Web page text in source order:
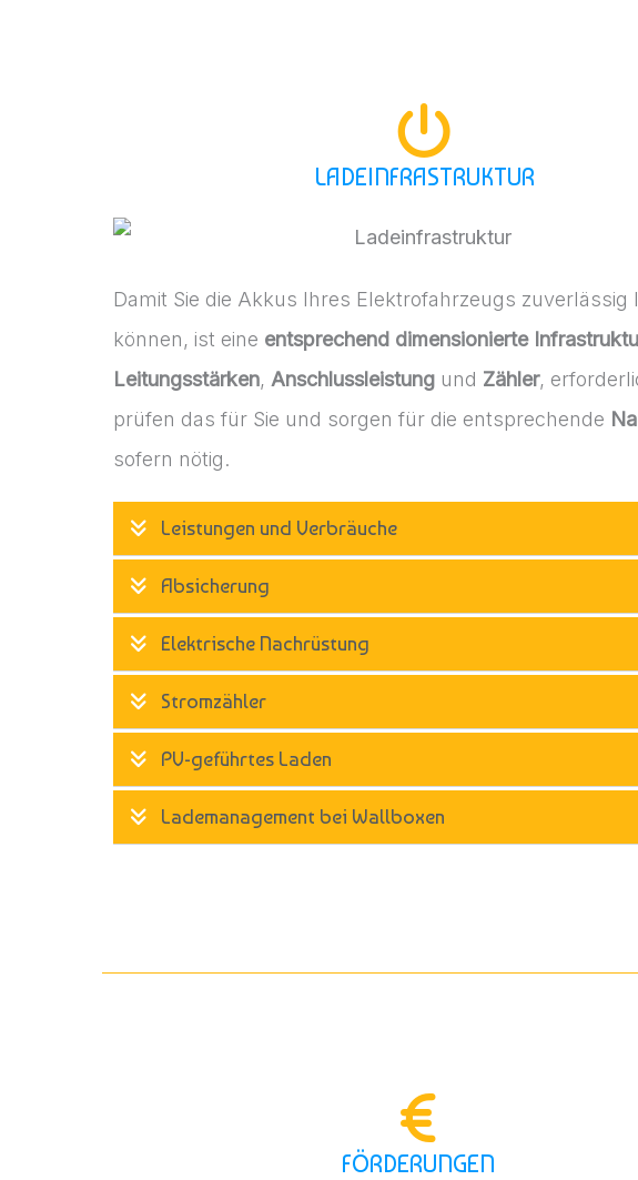
LADEINFRASTRUKTUR
Damit Sie die Akkus Ihres Elektrofahrzeugs zuverlässig
können, ist eine entsprechend dimensionierte
Leitungsstärken, Anschlussleistung und Zähler,
prüfen das für Sie und sorgen für die entsprechende
sofern nötig.
Leistungen und Verbräuche
Absicherung
Elektrische Nachrüstung
Stromzähler
PV-geführtes Laden
Lademanagement bei Wallboxen
FÖRDERUNGEN